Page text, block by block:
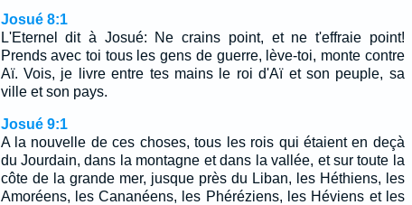
Josué 8:1
L'Eternel dit à Josué: Ne crains point, et ne t'effraie point!
Prends avec toi tous les gens de guerre, lève-toi, monte contre
Aï. Vois, je livre entre tes mains le roi d'Aï et son peuple, sa
ville et son pays.
Josué 9:1
A la nouvelle de ces choses, tous les rois qui étaient en deçà
du Jourdain, dans la montagne et dans la vallée, et sur toute la
côte de la grande mer, jusque près du Liban, les Héthiens, les
Amoréens, les Cananéens, les Phéréziens, les Héviens et les